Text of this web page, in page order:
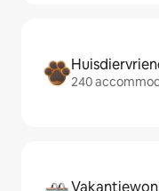
240